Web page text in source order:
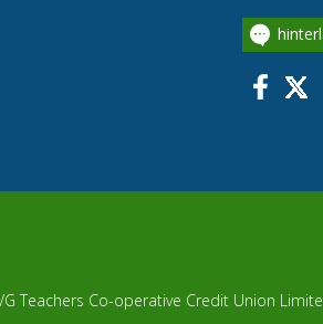
Teachers Co-operative Credit Union